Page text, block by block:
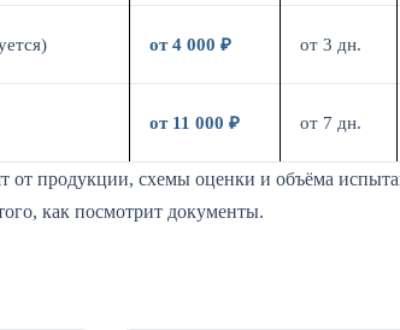
от 4 000 ₽ от 3 дн.
от 11 000 ₽ от 7 дн.
от продукции, схемы оценки и объёма
как посмотрит документы.